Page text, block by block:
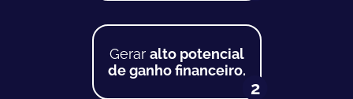
Gerar alto potencial
de ganho financeiro.
2